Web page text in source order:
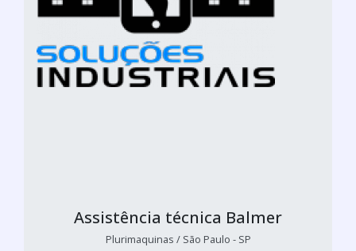
Assistência técnica Balmer
Plurimaquinas / São Paulo - SP